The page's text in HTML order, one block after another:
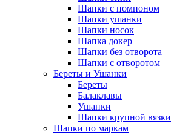
Шапки с помпоном
Шапки ушанки
Шапки носок
Шапка докер
Шапки без отворота
Шапки с отворотом
Береты и Ушанки
Береты
Балаклавы
Ушанки
Шапки крупной вязки
Шапки по маркам